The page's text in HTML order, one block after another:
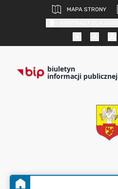
MAPA STRONY
biuletyn
informacji publicznej